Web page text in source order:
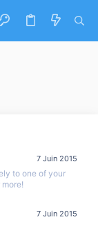
7 Juin 2015
to one of your
7 Juin 2015